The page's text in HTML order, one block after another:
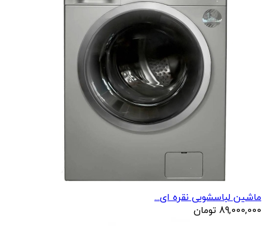
ماشین لباسشویی نقره ای...
89,000,000 تومان